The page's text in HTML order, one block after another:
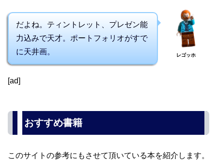
だよね。ティントレット、プレゼン能
力込みで天才。ポートフォリオがすで
に天井画。
レゴッホ
[ad]
おすすめ書籍
このサイトの参考にもさせて頂いている本を紹介します。